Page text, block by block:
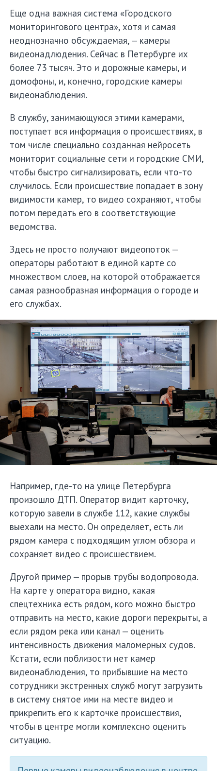
Еще одна важная система «Городского
мониторингового центра», хотя и самая
неоднозначно обсуждаемая, — камеры
видеонадлюдения. Сейчас в Петербурге их
более 73 тысяч. Это и дорожные камеры, и
домофоны, и, конечно, городские камеры
видеонаблюдения.
В службу, занимающуюся этими камерами,
поступает вся информация о происшествиях, в
том числе специально созданная нейросеть
мониторит социальные сети и городские СМИ,
чтобы быстро сигнализировать, если что-то
случилось. Если происшествие попадает в зону
видимости камер, то видео сохраняют, чтобы
потом передать его в соответствующие
ведомства.
Здесь не просто получают видеопоток —
операторы работают в единой карте со
множеством слоев, на которой отображается
самая разнообразная информация о городе и
его службах.
Например, где-то на улице Петербурга
произошло ДТП. Оператор видит карточку,
которую завели в службе 112, какие службы
выехали на место. Он определяет, есть ли
рядом камера с подходящим углом обзора и
сохраняет видео с происшествием.
Другой пример — прорыв трубы водопровода.
На карте у оператора видно, какая
спецтехника есть рядом, кого можно быстро
отправить на место, какие дороги перекрыты, а
если рядом река или канал — оценить
интенсивность движения маломерных судов.
Кстати, если поблизости нет камер
видеонаблюдения, то прибывшие на место
сотрудники экстренных служб могут загрузить
в систему снятое ими на месте видео и
прикрепить его к карточке происшествия,
чтобы в центре могли комплексно оценить
ситуацию.